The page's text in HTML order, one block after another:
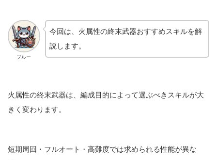
ブルー
今回は、火属性の終末武器おすすめスキルを解
説します。
火属性の終末武器は、編成目的によって選ぶべきスキルが大
きく変わります。
短期周回・フルオート・高難度では求められる性能が異な